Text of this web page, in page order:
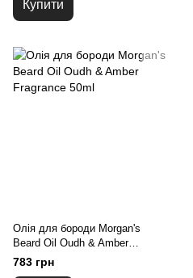
Купити
Олія для бороди Morgan's
Beard Oil Oudh & Amber
Fragrance 50ml
783 грн